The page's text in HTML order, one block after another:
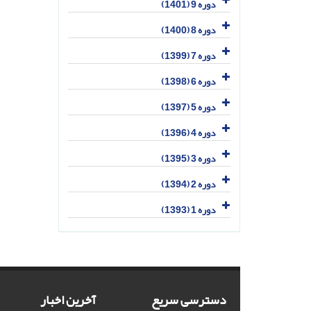
دوره 9 (1401)
دوره 8 (1400)
دوره 7 (1399)
دوره 6 (1398)
دوره 5 (1397)
دوره 4 (1396)
دوره 3 (1395)
دوره 2 (1394)
دوره 1 (1393)
دسترسی سریع آخرین اخبار